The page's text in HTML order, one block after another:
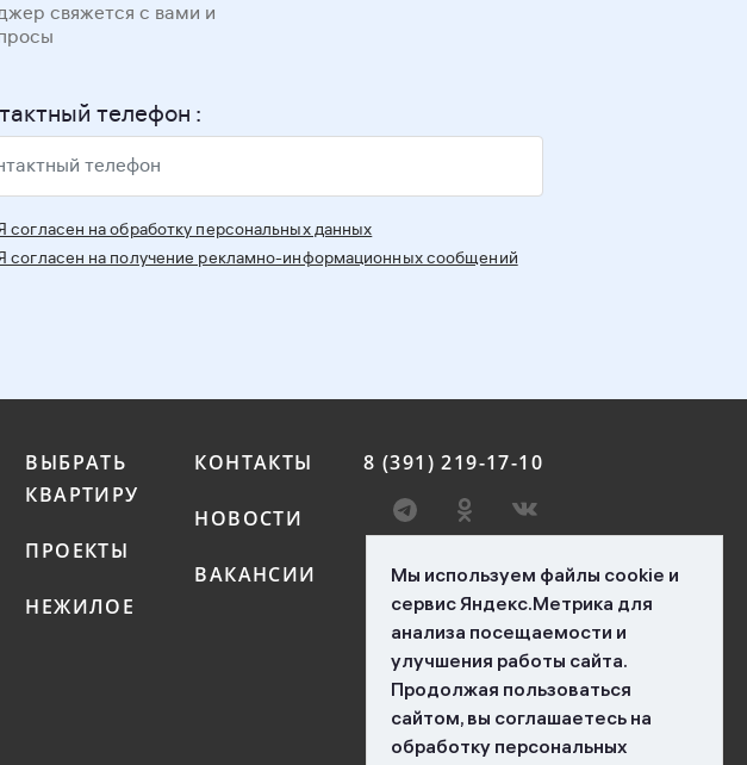
свяжется с вами и
телефон :
согласен на обработку персональных данных
согласен на получение рекламно-информационных сообщений
ВЫБРАТЬ
КВАРТИРУ
ПРОЕКТЫ
НЕЖИЛОЕ
КОНТАКТЫ
НОВОСТИ
ВАКАНСИИ
8 (391) 219-17-10
Мы используем файлы cookie и
сервис Яндекс.Метрика для
анализа посещаемости и
улучшения работы сайта.
Продолжая пользоваться
сайтом, вы соглашаетесь на
обработку персональных